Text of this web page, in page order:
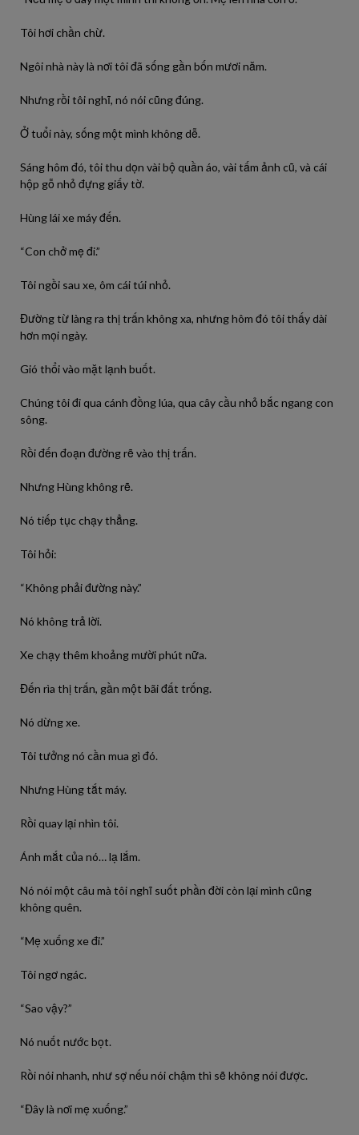
Tôi hơi chần chừ.
Ngôi nhà này là nơi tôi đã sống gần bốn mươi năm.
Nhưng rồi tôi nghĩ, nó nói cũng đúng.
Ở tuổi này, sống một mình không dễ.
Sáng hôm đó, tôi thu dọn vài bộ quần áo, vài tấm ảnh cũ, và cái
hộp gỗ nhỏ đựng giấy tờ.
Hùng lái xe máy đến.
“Con chở mẹ đi.”
Tôi ngồi sau xe, ôm cái túi nhỏ.
Đường từ làng ra thị trấn không xa, nhưng hôm đó tôi thấy dài
hơn mọi ngày.
Gió thổi vào mặt lạnh buốt.
Chúng tôi đi qua cánh đồng lúa, qua cây cầu nhỏ bắc ngang con
sông.
Rồi đến đoạn đường rẽ vào thị trấn.
Nhưng Hùng không rẽ.
Nó tiếp tục chạy thẳng.
Tôi hỏi:
“Không phải đường này.”
Nó không trả lời.
Xe chạy thêm khoảng mười phút nữa.
Đến rìa thị trấn, gần một bãi đất trống.
Nó dừng xe.
Tôi tưởng nó cần mua gì đó.
Nhưng Hùng tắt máy.
Rồi quay lại nhìn tôi.
Ánh mắt của nó… lạ lắm.
Nó nói một câu mà tôi nghĩ suốt phần đời còn lại mình cũng
không quên.
“Mẹ xuống xe đi.”
Tôi ngơ ngác.
“Sao vậy?”
Nó nuốt nước bọt.
Rồi nói nhanh, như sợ nếu nói chậm thì sẽ không nói được.
“Đây là nơi mẹ xuống.”